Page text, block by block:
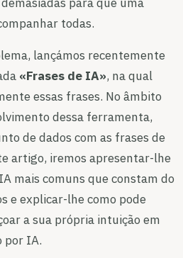
todas.
lançámos recentemente
«Frases de IA», na qual
essas frases. No âmbito
dessa ferramenta,
de dados com as frases de
artigo, iremos apresentar-lhe
mais comuns que constam do
e explicar-lhe como pode
a sua própria intuição em
por IA.